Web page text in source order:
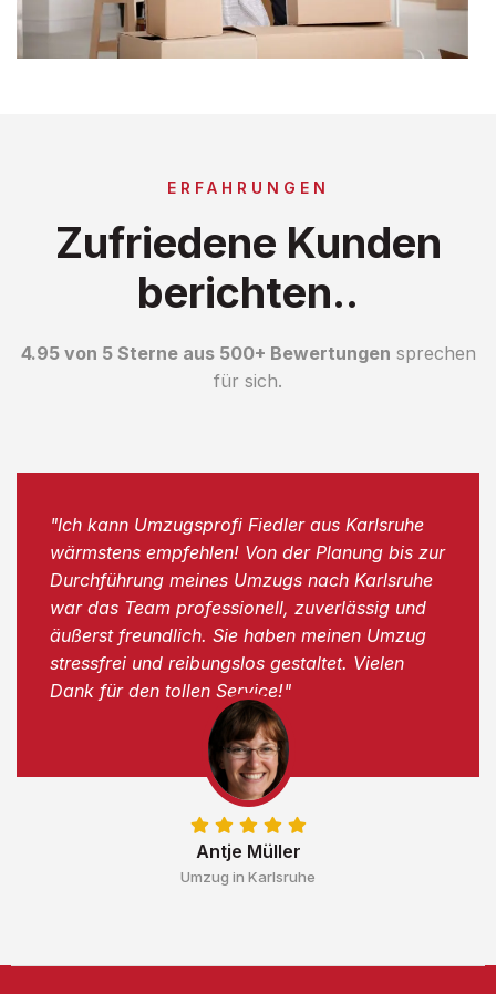
ERFAHRUNGEN
Zufriedene Kunden
berichten..
4.95 von 5 Sterne aus 500+ Bewertungen sprechen
für sich.
Antje Müller
Umzug in Karlsruhe
"Ich kann Umzugsprofi Fiedler aus Karlsruhe
wärmstens empfehlen! Von der Planung bis zur
Durchführung meines Umzugs nach Karlsruhe
war das Team professionell, zuverlässig und
äußerst freundlich. Sie haben meinen Umzug
stressfrei und reibungslos gestaltet. Vielen
Dank für den tollen Service!"